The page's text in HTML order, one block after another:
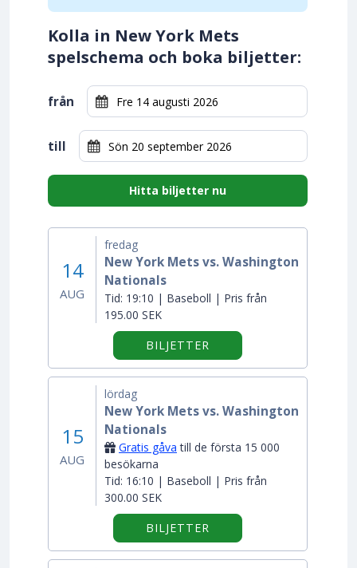
Kolla in New York Mets
spelschema och boka biljetter:
från
till
Hitta biljetter nu
14
AUG
fredag
New York Mets vs. Washington
Nationals
Tid: 19:10 | Baseboll | Pris från
195.00 SEK
BILJETTER
15
AUG
lördag
New York Mets vs. Washington
Nationals
Gratis gåva till de första 15 000
besökarna
Tid: 16:10 | Baseboll | Pris från
300.00 SEK
BILJETTER